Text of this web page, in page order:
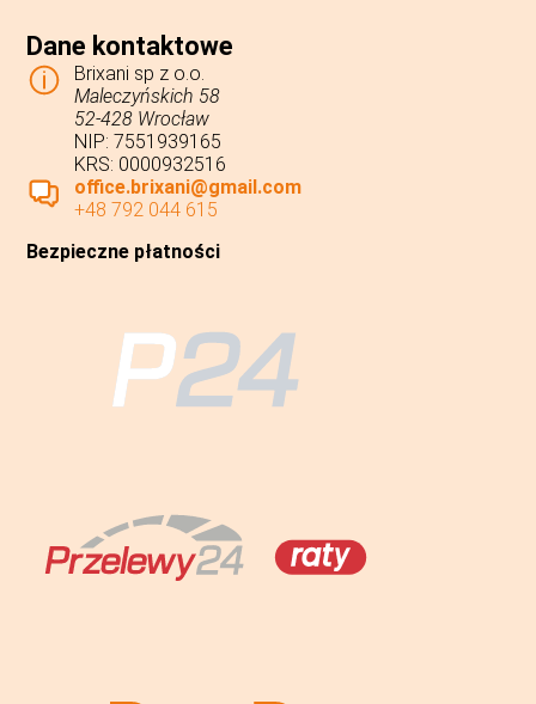
Dane kontaktowe
Brixani sp z o.o.
Maleczyńskich 58
52-428 Wrocław
NIP: 7551939165
KRS: 0000932516
office.brixani@gmail.com
+48 792 044 615
Bezpieczne płatności